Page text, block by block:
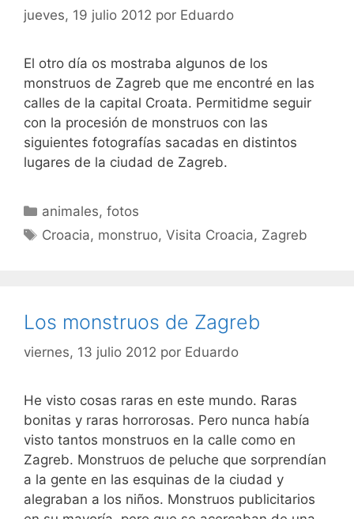
jueves, 19 julio 2012 por Eduardo
El otro día os mostraba algunos de los
monstruos de Zagreb que me encontré en las
calles de la capital Croata. Permitidme seguir
con la procesión de monstruos con las
siguientes fotografías sacadas en distintos
lugares de la ciudad de Zagreb.
Categorías
animales,fotos
Etiquetas
Croacia, monstruo,Visita Croacia, Zagreb
Los monstruos de Zagreb
viernes, 13 julio 2012 por Eduardo
He visto cosas raras en este mundo. Raras
bonitas y raras horrorosas. Pero nunca había
visto tantos monstruos en la calle como en
Zagreb. Monstruos de peluche que sorprendían
a la gente en las esquinas de la ciudad y
alegraban a los niños. Monstruos publicitarios